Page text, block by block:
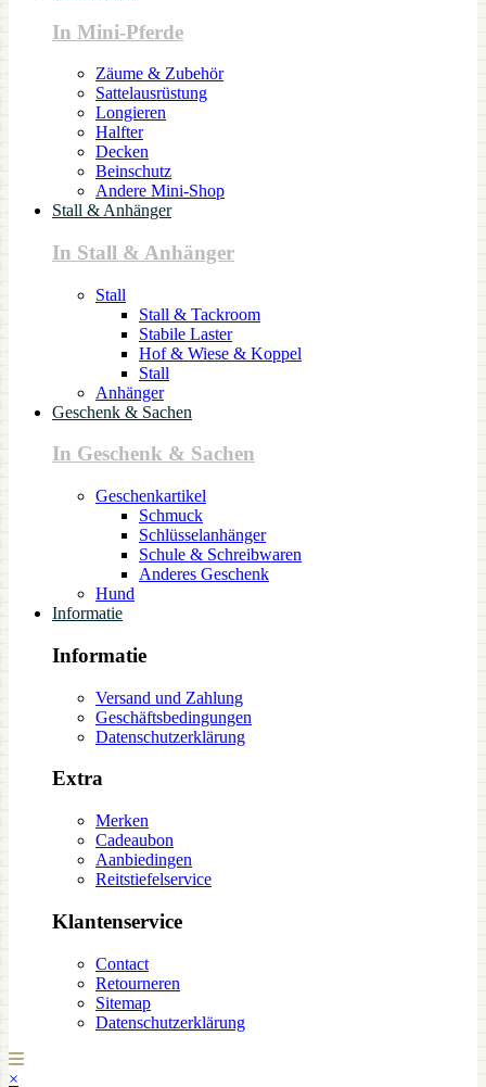
In Mini-Pferde
Zäume & Zubehör
Sattelausrüstung
Longieren
Halfter
Decken
Beinschutz
Andere Mini-Shop
Stall & Anhänger
In Stall & Anhänger
Stall
Stall & Tackroom
Stabile Laster
Hof & Wiese & Koppel
Stall
Anhänger
Geschenk & Sachen
In Geschenk & Sachen
Geschenkartikel
Schmuck
Schlüsselanhänger
Schule & Schreibwaren
Anderes Geschenk
Hund
Informatie
Informatie
Versand und Zahlung
Geschäftsbedingungen
Datenschutzerklärung
Extra
Merken
Cadeaubon
Aanbiedingen
Reitstiefelservice
Klantenservice
Contact
Retourneren
Sitemap
Datenschutzerklärung
×